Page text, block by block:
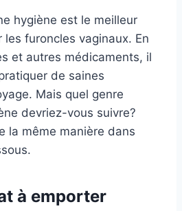
hygiène est le meilleur
les furoncles vaginaux. En
et autres médicaments, il
de saines
Mais quel genre
devriez-vous suivre?
la même manière dans
à emporter